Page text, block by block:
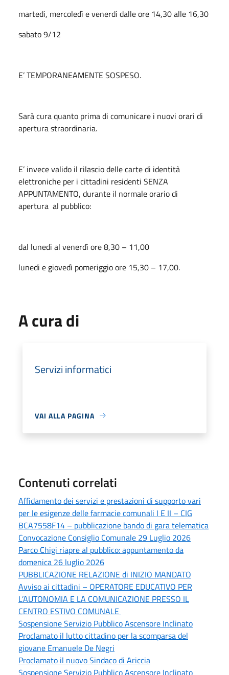
martedi, mercoledì e venerdi dalle ore 14,30 alle 16,30
sabato 9/12
E’ TEMPORANEAMENTE SOSPESO.
Sarà cura quanto prima di comunicare i nuovi orari di
apertura straordinaria.
E’ invece valido il rilascio delle carte di identità
elettroniche per i cittadini residenti SENZA
APPUNTAMENTO, durante il normale orario di
apertura al pubblico:
dal lunedi al venerdì ore 8,30 – 11,00
lunedi e giovedì pomeriggio ore 15,30 – 17,00.
A cura di
Servizi informatici
VAI ALLA PAGINA
Contenuti correlati
Affidamento dei servizi e prestazioni di supporto vari
per le esigenze delle farmacie comunali I E II – CIG
BCA7558F14 – pubblicazione bando di gara telematica
Convocazione Consiglio Comunale 29 Luglio 2026
Parco Chigi riapre al pubblico: appuntamento da
domenica 26 luglio 2026
PUBBLICAZIONE RELAZIONE di INIZIO MANDATO
Avviso ai cittadini – OPERATORE EDUCATIVO PER
L’AUTONOMIA E LA COMUNICAZIONE PRESSO IL
CENTRO ESTIVO COMUNALE
Sospensione Servizio Pubblico Ascensore Inclinato
Proclamato il lutto cittadino per la scomparsa del
giovane Emanuele De Negri
Proclamato il nuovo Sindaco di Ariccia
Sospensione Servizio Pubblico Ascensore Inclinato